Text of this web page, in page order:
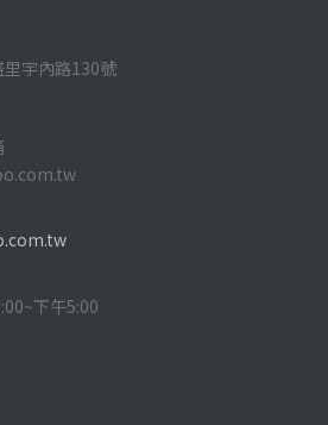
宇內路130號
下午5:00